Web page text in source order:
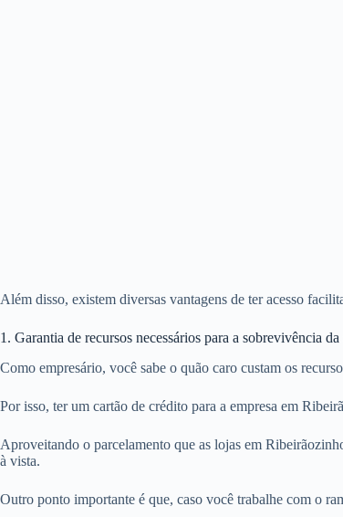
Além disso, existem diversas vantagens de ter acesso
1. Garantia de recursos necessários para a sobrevivência
Como empresário, você sabe o quão caro custam os
Por isso, ter um cartão de crédito para a empresa em
Aproveitando o parcelamento que as lojas em
à vista.
Outro ponto importante é que, caso você trabalhe com o